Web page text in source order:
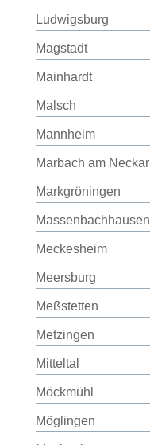
Ludwigsburg
Magstadt
Mainhardt
Malsch
Mannheim
Marbach am Neckar
Markgröningen
Massenbachhausen
Meckesheim
Meersburg
Meßstetten
Metzingen
Mitteltal
Möckmühl
Möglingen